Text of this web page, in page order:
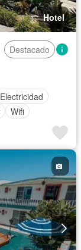
Hotel
Destacado
Electricidad
Wifi